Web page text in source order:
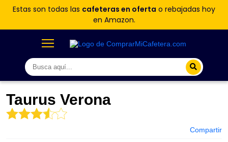
Estas son todas las cafeteras en oferta o rebajadas hoy
en Amazon.
Taurus Verona
Compartir